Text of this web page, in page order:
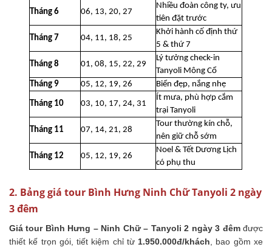
Tháng 6 06, 13, 20, 27
Nhiều đoàn công ty, ưu
tiên đặt trước
Tháng 7 04, 11, 18, 25
Khởi hành cố định thứ
5 & thứ 7
Tháng 8 01, 08, 15, 22, 29
Lý tưởng check-in
Tanyoli Mông Cổ
Tháng 9
05, 12, 19, 26 Biển đẹp, nắng nhẹ
Tháng 10 03, 10, 17, 24, 31
Ít mưa, phù hợp cắm
trại Tanyoli
Tháng 11 07, 14, 21, 28
Tour thường kín chỗ,
nên giữ chỗ sớm
Tháng 12 05, 12, 19, 26
Noel & Tết Dương Lịch
có phụ thu
2. Bảng giá tour Bình Hưng Ninh Chữ Tanyoli 2 ngày
3 đêm
Giá tour Bình Hưng – Ninh Chữ – Tanyoli 2 ngày 3 đêmđược
thiết kế trọn gói, tiết kiệm chỉ từ 1.950.000đ/khách , bao gồm xe